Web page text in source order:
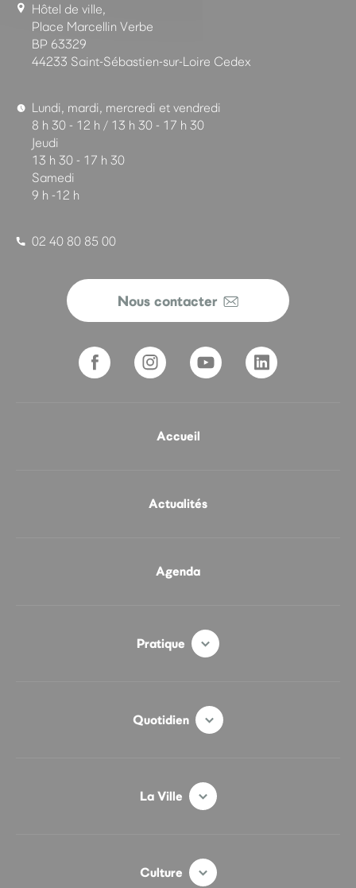
Hôtel de ville,
Place Marcellin Verbe
BP 63329
44233 Saint-Sébastien-sur-Loire Cedex
Lundi, mardi, mercredi et vendredi
8 h 30 - 12 h / 13 h 30 - 17 h 30
Jeudi
13 h 30 - 17 h 30
Samedi
9 h -12 h
02 40 80 85 00
Nous contacter
Accueil
Actualités
Agenda
Pratique
Quotidien
La Ville
Culture